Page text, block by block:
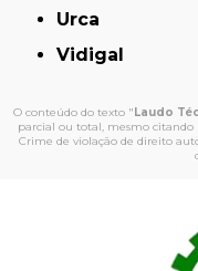
Urca
Vidigal
O conteúdo do texto "Laudo
parcial ou total, mesmo citando
Crime de violação de direito